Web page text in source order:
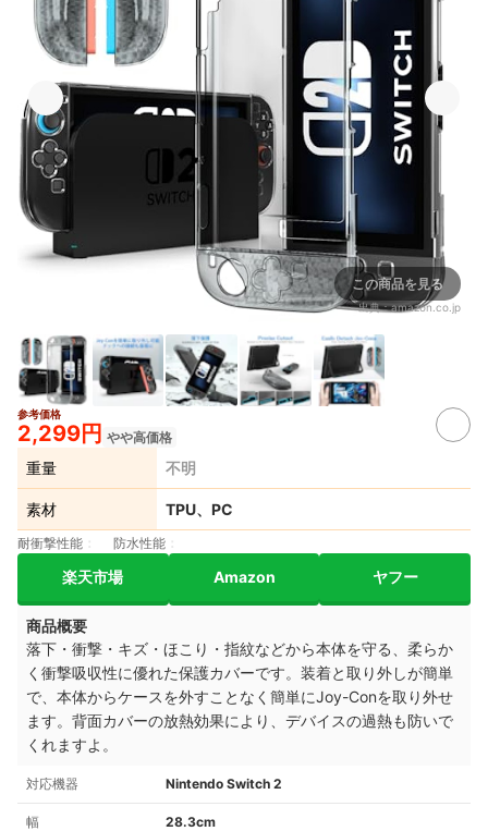
この商品を見る
出典：amazon.co.jp
参考価格
2,299円 やや高価格
重量 不明
素材 TPU、PC
耐衝撃性能 防水性能
楽天市場 Amazon ヤフー
商品概要
落下・衝撃・キズ・ほこり・指紋などから本体を守る、柔らか
く衝撃吸収性に優れた保護カバーです。装着と取り外しが簡単
で、本体からケースを外すことなく簡単にJoy-Conを取り外せ
ます。背面カバーの放熱効果により、デバイスの過熱も防いで
くれますよ。
対応機器 Nintendo Switch 2
幅 28.3cm